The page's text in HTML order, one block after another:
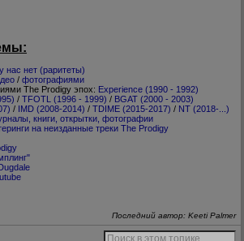
нас нет (раритеты)
/ фотографиями
The Prodigy эпох: Experience (1990 - 1992)
/ TFOTL (1996 - 1999) / BGAT (2000 - 2003)
/ IMD (2008-2014) / TDIME (2015-2017) / NT (2018-...)
книги, открытки, фотографии
на неизданные треки The Prodigy
Последний автор: Keeti Palmer